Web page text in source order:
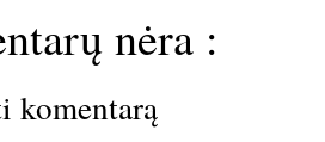
nėra :
komentarą